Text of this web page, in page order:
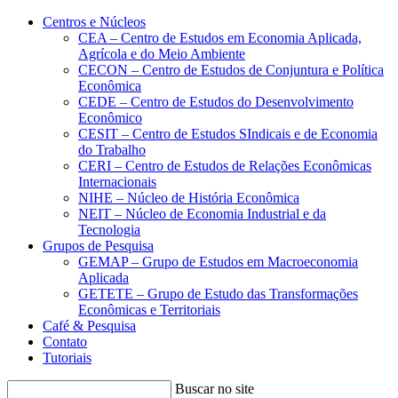
Conteúdo principal Menu principal
Centros e Núcleos
CEA – Centro de Estudos em Economia Aplicada,
Agrícola e do Meio Ambiente
CECON – Centro de Estudos de Conjuntura e Política
Econômica
CEDE – Centro de Estudos do Desenvolvimento
Econômico
CESIT – Centro de Estudos SIndicais e de Economia
do Trabalho
CERI – Centro de Estudos de Relações Econômicas
Internacionais
NIHE – Núcleo de História Econômica
NEIT – Núcleo de Economia Industrial e da
Tecnologia
Grupos de Pesquisa
GEMAP – Grupo de Estudos em Macroeconomia
Aplicada
GETETE – Grupo de Estudo das Transformações
Econômicas e Territoriais
Café & Pesquisa
Contato
Tutoriais
Buscar no site